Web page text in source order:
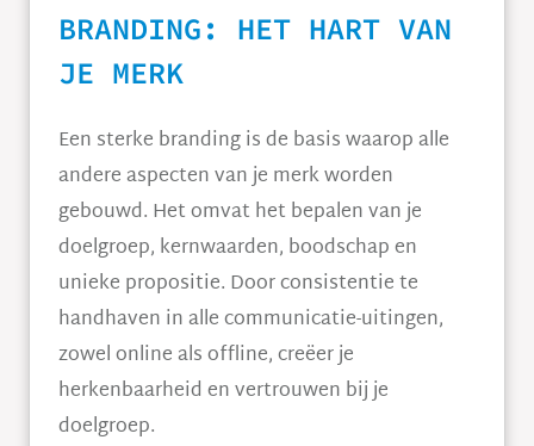
BRANDING: HET HART VAN
JE MERK
Een sterke branding is de basis waarop alle
andere aspecten van je merk worden
gebouwd. Het omvat het bepalen van je
doelgroep, kernwaarden, boodschap en
unieke propositie. Door consistentie te
handhaven in alle communicatie-uitingen,
zowel online als offline, creëer je
herkenbaarheid en vertrouwen bij je
doelgroep.